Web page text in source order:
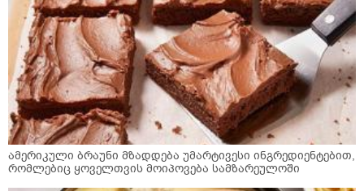
ამერიკული ბრაუნი მზადდება უმარტივესი ინგრედიენტებით,
რომლებიც ყოველთვის მოიპოვება სამზარეულოში